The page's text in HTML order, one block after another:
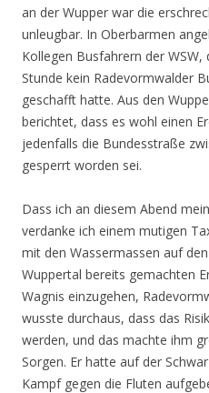
an der Wupper war die
unleugbar. In Oberbarmen
Kollegen Busfahrern der
Stunde kein Radevormwalder
geschafft hatte. Aus den
berichtet, dass es wohl einen
jedenfalls die Bundesstraße
gesperrt worden sei.
Dass ich an diesem Abend
verdanke ich einem mutigen
mit den Wassermassen auf
Wuppertal bereits gemachten
Wagnis einzugehen,
wusste durchaus, dass das
werden, und das machte ihm
Sorgen. Er hatte auf der
Kampf gegen die Fluten